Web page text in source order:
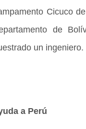
Cicuco
de
un
a Perú